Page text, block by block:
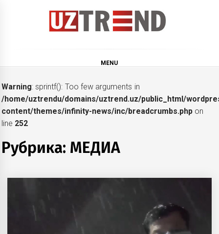
MENU
Warning: sprintf(): Too few arguments in
/home/uztrendu/domains/uztrend.uz/public_html/
content/themes/infinity-news/inc/breadcrumbs.php on
line 252
Рубрика: МЕДИА